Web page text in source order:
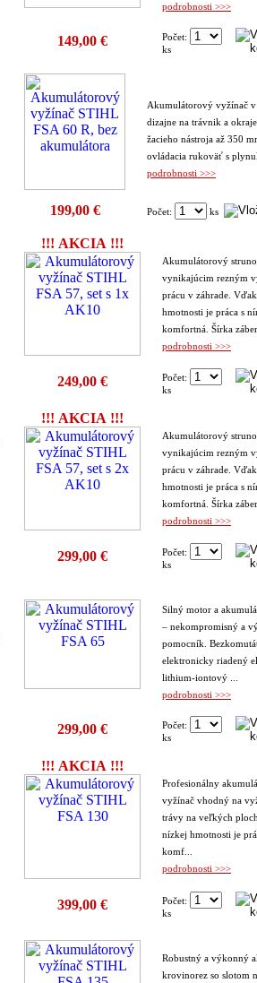
podrobnosti >>>
149,00 €
Počet:
ks
Akumulátorový vyžínač v
dizajne na trávnik a
žacieho nástroja až 350
ovládacia rukoväť s
podrobnosti >>>
199,00 € Počet: ks
!!! AKCIA !!!
Akumulátorový
vynikajúcim rezným
prácu v záhrade.
hmotnosti je práca s
komfortná. Šírka
podrobnosti >>>
249,00 €
Počet:
ks
!!! AKCIA !!!
Akumulátorový
vynikajúcim rezným
prácu v záhrade.
hmotnosti je práca s
komfortná. Šírka
podrobnosti >>>
299,00 €
Počet:
ks
Silný motor a
– nekompromisný a
pomocník.
elektronicky riadený
lithium-iontový ...
podrobnosti >>>
299,00 €
Počet:
ks
!!! AKCIA !!!
Profesionálny
vyžínač vhodný na
trávy na veľkých
nízkej hmotnosti je
komf...
podrobnosti >>>
399,00 €
Počet:
ks
Robustný a výkonný
krovinorez so slotom